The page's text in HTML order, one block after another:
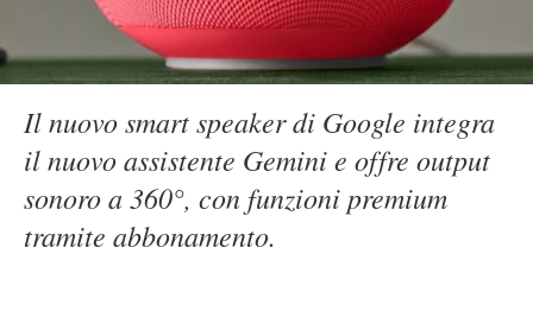
Il nuovo smart speaker di Google integra
il nuovo assistente Gemini e offre output
sonoro a 360°, con funzioni premium
tramite abbonamento.